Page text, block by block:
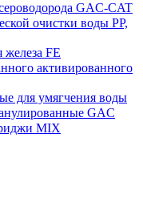
GAC-CAT
очистки воды PP,
железа FE
активированного
для умягчения воды
GAC
MIX